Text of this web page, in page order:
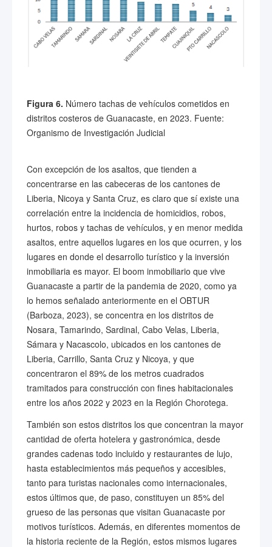
Figura 6. Número tachas de vehículos cometidos en
distritos costeros de Guanacaste, en 2023. Fuente:
Organismo de Investigación Judicial
Con excepción de los asaltos, que tienden a
concentrarse en las cabeceras de los cantones de
Liberia, Nicoya y Santa Cruz, es claro que sí existe una
correlación entre la incidencia de homicidios, robos,
hurtos, robos y tachas de vehículos, y en menor medida
asaltos, entre aquellos lugares en los que ocurren, y los
lugares en donde el desarrollo turístico y la inversión
inmobiliaria es mayor. El boom inmobiliario que vive
Guanacaste a partir de la pandemia de 2020, como ya
lo hemos señalado anteriormente en el OBTUR
(Barboza, 2023), se concentra en los distritos de
Nosara, Tamarindo, Sardinal, Cabo Velas, Liberia,
Sámara y Nacascolo, ubicados en los cantones de
Liberia, Carrillo, Santa Cruz y Nicoya, y que
concentraron el 89% de los metros cuadrados
tramitados para construcción con fines habitacionales
entre los años 2022 y 2023 en la Región Chorotega.
También son estos distritos los que concentran la mayor
cantidad de oferta hotelera y gastronómica, desde
grandes cadenas todo incluido y restaurantes de lujo,
hasta establecimientos más pequeños y accesibles,
tanto para turistas nacionales como internacionales,
estos últimos que, de paso, constituyen un 85% del
grueso de las personas que visitan Guanacaste por
motivos turísticos. Además, en diferentes momentos de
la historia reciente de la Región, estos mismos lugares